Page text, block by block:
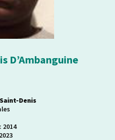
D’Ambanguine
Denis
2014